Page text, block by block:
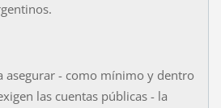
asegurar - como mínimo y dentro
las cuentas públicas - la